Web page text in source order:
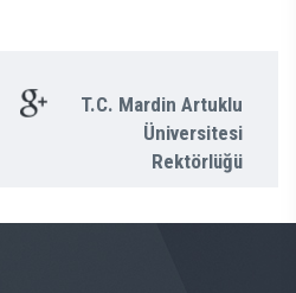
T.C. Mardin Artuklu
Üniversitesi
Rektörlüğü